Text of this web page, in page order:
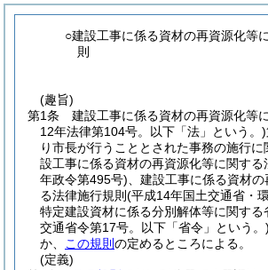
○建設工事に係る資材の再資源化等
則
(趣旨)
第1条
建設工事に係る資材の再資源化等
12年法律第104号。以下「法」という。)
り市長が行うこととされた事務の施行
設工事に係る資材の再資源化等に関する
年政令第495号) 、建設工事に係る資材
る法律施行規則 (平成14年国土交通省・
特定建設資材に係る分別解体等に関する
交通省令第17号。以下「省令」という。)
か、
この規則 の定めるところによる。
(定義)